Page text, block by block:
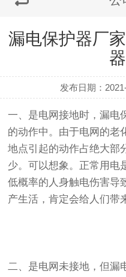
漏电保护器厂
发布日期：
一、是电网接地时，漏电
的动作中。由于电网的老
地点引起的动作占绝大部
少。可以想象。正常用电
低概率的人身触电伤害导
产生活，肯定会给人们带
二、是电网未接地，但漏